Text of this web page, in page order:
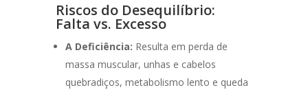
Riscos do Desequilíbrio:
Falta vs. Excesso
A Deficiência: Resulta em perda de
massa muscular, unhas e cabelos
quebradiços, metabolismo lento e queda